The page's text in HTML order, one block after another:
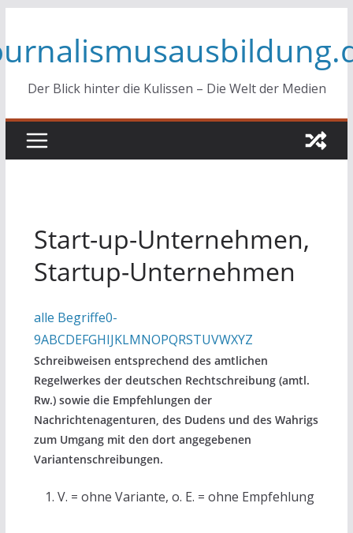
springen
Der Blick hinter die Kulissen – Die Welt der Medien
Start-up-Unternehmen,
Startup-Unternehmen
alle Begriffe0-
9ABCDEFGHIJKLMNOPQRSTUVWXYZ
Schreibweisen entsprechend des amtlichen
Regelwerkes der deutschen Rechtschreibung (amtl.
Rw.) sowie die Empfehlungen der
Nachrichtenagenturen, des Dudens und des Wahrigs
zum Umgang mit den dort angegebenen
Variantenschreibungen.
V. = ohne Variante, o. E. = ohne Empfehlung